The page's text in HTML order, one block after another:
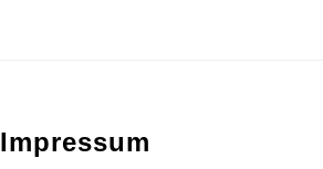
Impressum